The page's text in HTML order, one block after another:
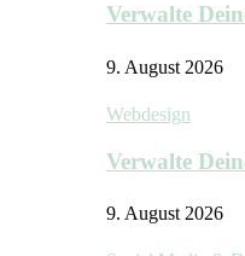
Verwalte
9. August 2026
Webdesign
Verwalte
9. August 2026